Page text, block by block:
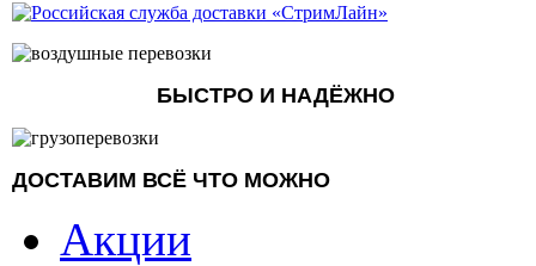
БЫСТРО И НАДЁЖНО
ДОСТАВИМ ВСЁ ЧТО МОЖНО
Акции